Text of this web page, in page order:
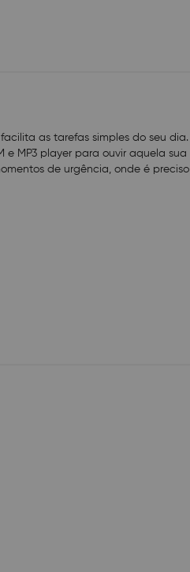
as tarefas simples do seu dia.
MP3 player para ouvir aquela sua
de urgência, onde é preciso